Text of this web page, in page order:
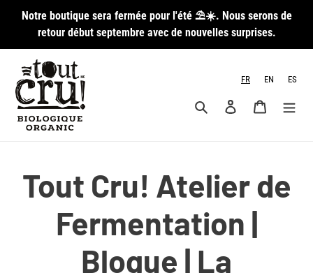
Passer
contenu
Notre boutique sera fermée pour l'été ⛱️☀️. Nous serons de
retour début septembre avec de nouvelles surprises.
FR EN ES
RechercherSe connecter
Panier
Tout Cru! Atelier de
Fermentation |
Blogue | La